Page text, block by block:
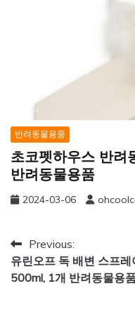
반려동물용품
초코펫하우스 반려
반려동물용품
2024-03-06
글
탐
Previous:
유린오프 독 배변 스프레
500ml, 1개 반려동물용